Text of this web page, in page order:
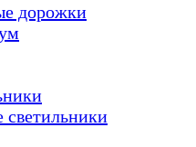
дорожки
светильники